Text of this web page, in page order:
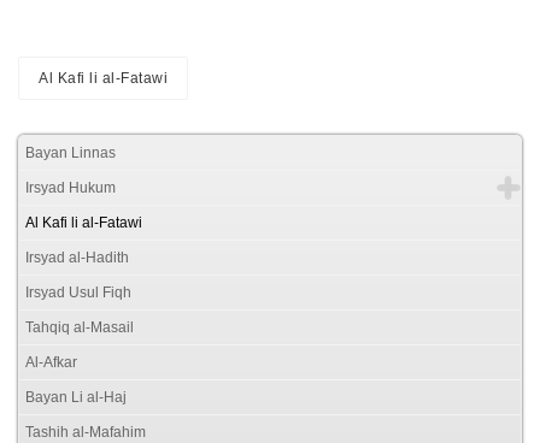
Al Kafi li al-Fatawi
Bayan Linnas
Irsyad Hukum
Al Kafi li al-Fatawi
Irsyad al-Hadith
Irsyad Usul Fiqh
Tahqiq al-Masail
Al-Afkar
Bayan Li al-Haj
Tashih al-Mafahim